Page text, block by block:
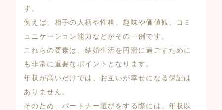
す。
例えば、相手の人柄や性格、趣味や価値観、コミ
ュニケーション能力などがその一例です。
これらの要素は、結婚生活を円滑に過ごすために
も非常に重要なポイントとなります。
年収が高いだけでは、お互いが幸せになる保証は
ありません。
そのため、パートナー選びをする際には、年収以